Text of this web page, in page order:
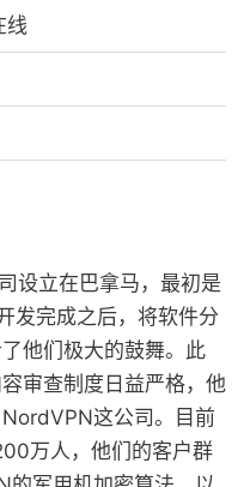
线
设立在巴拿马，最初是
发完成之后，将软件分
他们极大的鼓舞。此
审查制度日益严格，他
这公司。目前
万人，他们的客户群